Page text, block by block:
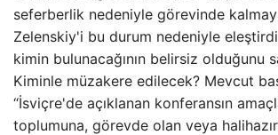
seferberlik nedeniyle görevinde
Zelenskiy'i bu durum nedeniyle
kimin bulunacağının belirsiz olduğunu
Kiminle müzakere edilecek? Mevcut
“İsviçre'de açıklanan konferansın
toplumuna, görevde olan veya